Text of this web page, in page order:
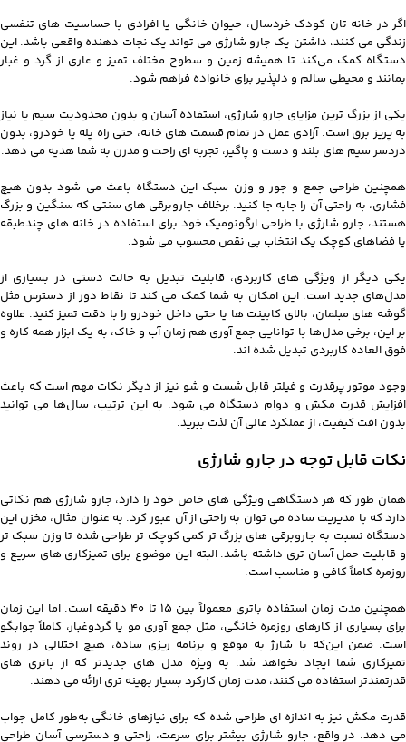
اگر در خانه‌ تان کودک خردسال، حیوان خانگی یا افرادی با حساسیت‌ های تنفسی
زندگی می‌ کنند، داشتن یک جارو شارژی می‌ تواند یک نجات‌ دهنده واقعی باشد. این
دستگاه کمک می‌کند تا همیشه زمین و سطوح مختلف تمیز و عاری از گرد و غبار
بمانند و محیطی سالم و دلپذیر برای خانواده فراهم شود.
یکی از بزرگ‌ ترین مزایای جارو شارژی، استفاده آسان و بدون محدودیت سیم یا نیاز
به پریز برق است. آزادی عمل در تمام قسمت‌ های خانه، حتی راه‌ پله یا خودرو، بدون
دردسر سیم‌ های بلند و دست‌ و پاگیر، تجربه‌ ای راحت و مدرن به شما هدیه می‌ دهد.
همچنین طراحی جمع‌ و جور و وزن سبک این دستگاه باعث می‌ شود بدون هیچ
فشاری، به‌ راحتی آن را جابه‌ جا کنید. برخلاف جاروبرقی‌ های سنتی که سنگین و بزرگ
هستند، جارو شارژی با طراحی ارگونومیک خود برای استفاده در خانه‌ های چندطبقه
یا فضاهای کوچک یک انتخاب بی‌ نقص محسوب می‌ شود.
یکی دیگر از ویژگی‌ های کاربردی، قابلیت تبدیل به حالت دستی در بسیاری از
مدل‌های جدید است. این امکان به شما کمک می‌ کند تا نقاط دور از دسترس مثل
گوشه‌ های مبلمان، بالای کابینت‌ ها یا حتی داخل خودرو را با دقت تمیز کنید. علاوه
بر این، برخی مدل‌ها با توانایی جمع‌ آوری هم‌ زمان آب و خاک، به یک ابزار همه‌ کاره و
فوق‌ العاده کاربردی تبدیل شده‌ اند.
وجود موتور پرقدرت و فیلتر قابل شست‌ و شو نیز از دیگر نکات مهم است که باعث
افزایش قدرت مکش و دوام دستگاه می‌ شود. به این ترتیب، سال‌ها می‌ توانید
بدون افت کیفیت، از عملکرد عالی آن لذت ببرید.
نکات قابل توجه در جارو شارژی
همان‌ طور که هر دستگاهی ویژگی‌ های خاص خود را دارد، جارو شارژی هم نکاتی
دارد که با مدیریت ساده می‌ توان به‌ راحتی از آن عبور کرد. به‌ عنوان مثال، مخزن این
دستگاه نسبت به جاروبرقی‌ های بزرگ‌ تر کمی کوچک‌ تر طراحی شده تا وزن سبک‌ تر
و قابلیت حمل آسان‌ تری داشته باشد. البته این موضوع برای تمیزکاری‌ های سریع و
روزمره کاملاً کافی و مناسب است.
همچنین مدت زمان استفاده باتری معمولاً بین 15 تا 40 دقیقه است. اما این زمان
برای بسیاری از کارهای روزمره خانگی، مثل جمع‌ آوری مو یا گردوغبار، کاملاً جوابگو
است. ضمن این‌که با شارژ به‌ موقع و برنامه‌ ریزی ساده، هیچ اختلالی در روند
تمیزکاری شما ایجاد نخواهد شد. به‌ ویژه مدل‌ های جدیدتر که از باتری‌ های
قدرتمندتر استفاده می‌ کنند، مدت زمان کارکرد بسیار بهینه‌ تری ارائه می‌ دهند.
قدرت مکش نیز به اندازه‌ ای طراحی شده که برای نیازهای خانگی به‌طور کامل جواب
می‌ دهد. در واقع، جارو شارژی بیشتر برای سرعت، راحتی و دسترسی آسان طراحی